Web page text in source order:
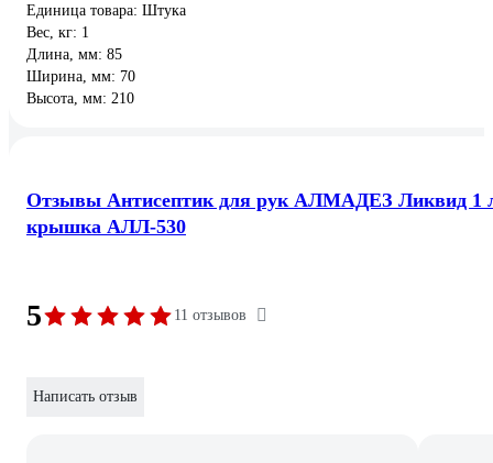
Единица товара: Штука
Вес, кг: 1
Длина, мм: 85
Ширина, мм: 70
Высота, мм: 210
Отзывы Антисептик для рук АЛМАДЕЗ Ликвид 1
крышка АЛЛ-530
5 11 отзывов
Написать отзыв